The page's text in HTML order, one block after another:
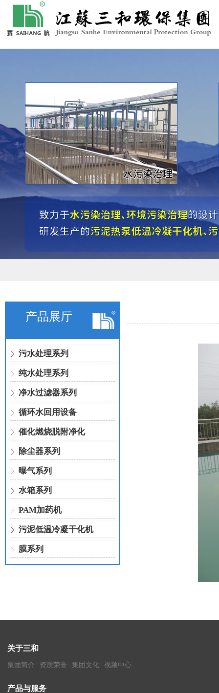
产品展厅
污水处理系列
纯水处理系列
净水过滤器系列
循环水回用设备
催化燃烧脱附净化
除尘器系列
曝气系列
水箱系列
PAM加药机
污泥低温冷凝干化机
膜系列
关于三和
集团简介 资质荣誉 集团文化 视频中心
产品与服务